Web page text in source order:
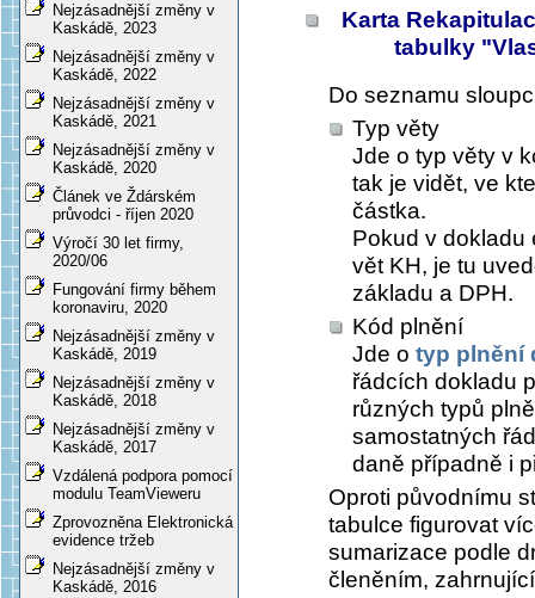
Nejzásadnější změny v
Kaskádě, 2023
Nejzásadnější změny v
Kaskádě, 2022
Nejzásadnější změny v
Kaskádě, 2021
Nejzásadnější změny v
Kaskádě, 2020
Článek ve Ždárském
průvodci - říjen 2020
Výročí 30 let firmy,
2020/06
Fungování firmy během
koronaviru, 2020
Nejzásadnější změny v
Kaskádě, 2019
Nejzásadnější změny v
Kaskádě, 2018
Nejzásadnější změny v
Kaskádě, 2017
Vzdálená podpora pomocí
modulu TeamVieweru
Zprovozněna Elektronická
evidence tržeb
Nejzásadnější změny v
Kaskádě, 2016
Karta
tabulky
Do seznamu
Typ věty
Jde o typ věty v
tak je vidět, ve
částka.
Pokud v dokladu
vět KH, je tu
základu a DPH.
Kód plnění
Jde o typ plnění
řádcích dokladu
různých typů
samostatných
daně případně i
Oproti původnímu
tabulce figurovat
sumarizace podle
členěním,